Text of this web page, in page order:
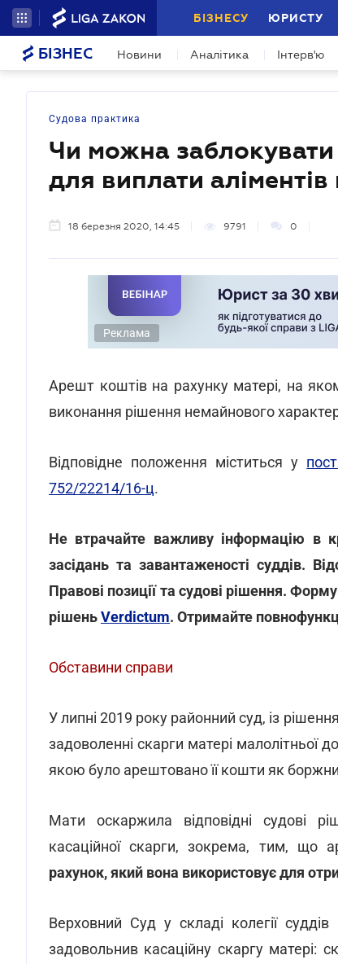
БІЗНЕСУ ЮРИСТУ
БІЗНЕС Новини Аналітика Інтерв'ю
Судова практика
Чи можна заблокувати
для виплати
18 березня 2020, 14:45 9791 0
Реклама
Арешт коштів на рахунку матері, на
виконання рішення немайнового
Відповідне положення міститься у
752/22214/16-ц.
Не втрачайте важливу інформацію в
засідань та завантаженості суддів.
Правові позиції та судові рішення.
рішеньVerdictum. Отримайте
Обставини справи
У липні 2019 року районний суд, із
задоволенні скарги матері малолітньої
якою було арештовано її кошти як
Мати оскаржила відповідні судові
касаційної скарги, зокрема, тим, що
рахунок, який вона використовує для
Верховний Суд у складі колегії
задовольнив касаційну скаргу матері: